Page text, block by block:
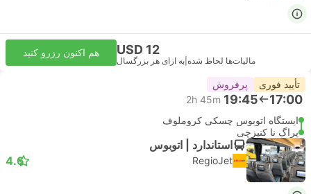
USD 12
مالیات‌ها لحاظ شده به ازای هر بزرگسال
هم اکنون رزرو کنید
تأیید فوری پرفروش
17:00
19:45
2h 45m
ایستگاه اتوبوس چسکی کروملوف
پراگ نا کنیزچی
استاندارد | اتوبوس
RegioJet
4.6